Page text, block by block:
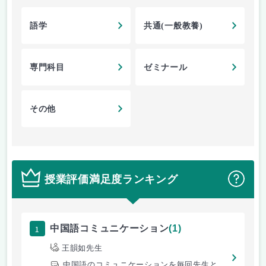
語学 共通(一般教養)
専門科目 ゼミナール
その他
授業評価満足度ランキング ？
1 中国語コミュニケーション(1)
王韻如先生